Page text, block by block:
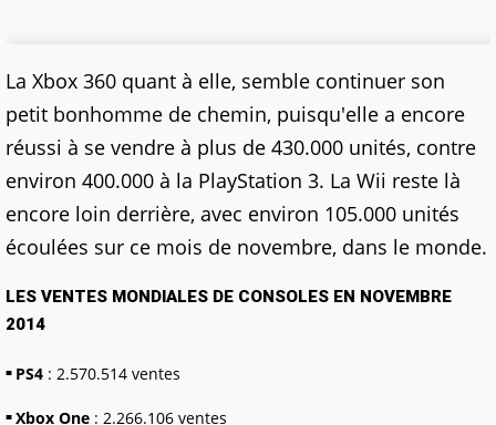
La Xbox 360 quant à elle, semble continuer son
petit bonhomme de chemin, puisqu'elle a encore
réussi à se vendre à plus de 430.000 unités, contre
environ 400.000 à la PlayStation 3. La Wii reste là
encore loin derrière, avec environ 105.000 unités
écoulées sur ce mois de novembre, dans le monde.
LES VENTES MONDIALES DE CONSOLES EN NOVEMBRE
2014
PS4 : 2.570.514 ventes
Xbox One : 2.266.106 ventes